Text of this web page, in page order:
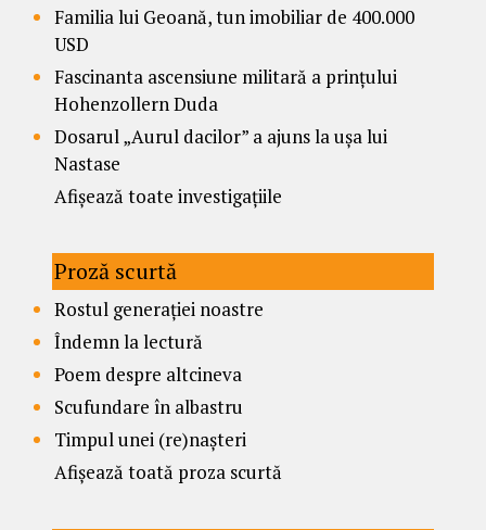
Familia lui Geoană, tun imobiliar de 400.000
USD
Fascinanta ascensiune militară a prințului
Hohenzollern Duda
Dosarul „Aurul dacilor” a ajuns la ușa lui
Nastase
Afișează toate investigațiile
Proză scurtă
Rostul generației noastre
Îndemn la lectură
Poem despre altcineva
Scufundare în albastru
Timpul unei (re)nașteri
Afișează toată proza scurtă